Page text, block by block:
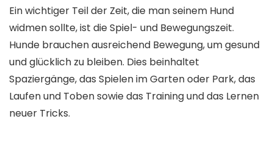
Ein wichtiger Teil der Zeit, die man seinem Hund
widmen sollte, ist die Spiel- und Bewegungszeit.
Hunde brauchen ausreichend Bewegung, um gesund
und glücklich zu bleiben. Dies beinhaltet
Spaziergänge, das Spielen im Garten oder Park, das
Laufen und Toben sowie das Training und das Lernen
neuer Tricks.